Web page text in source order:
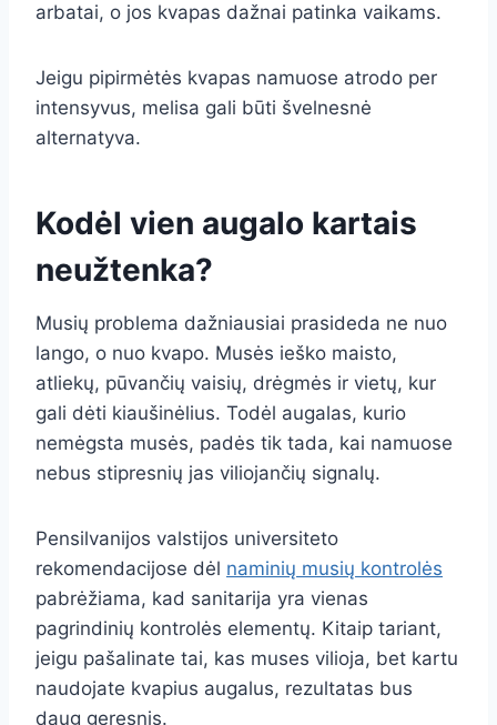
arbatai, o jos kvapas dažnai patinka vaikams.
Jeigu pipirmėtės kvapas namuose atrodo per
intensyvus, melisa gali būti švelnesnė
alternatyva.
Kodėl vien augalo kartais
neužtenka?
Musių problema dažniausiai prasideda ne nuo
lango, o nuo kvapo. Musės ieško maisto,
atliekų, pūvančių vaisių, drėgmės ir vietų, kur
gali dėti kiaušinėlius. Todėl augalas, kurio
nemėgsta musės, padės tik tada, kai namuose
nebus stipresnių jas viliojančių signalų.
Pensilvanijos valstijos universiteto
rekomendacijose dėl naminių musių kontrolės
pabrėžiama, kad sanitarija yra vienas
pagrindinių kontrolės elementų. Kitaip tariant,
jeigu pašalinate tai, kas muses vilioja, bet kartu
naudojate kvapius augalus, rezultatas bus
daug geresnis.